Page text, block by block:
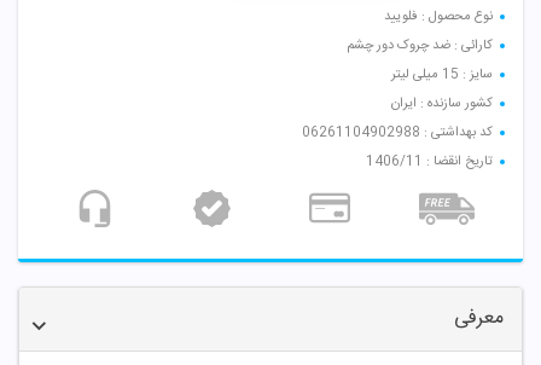
نوع محصول : فلویید
کارائی : ضد چروک دور چشم
سایز : 15 میلی لیتر
کشور سازنده : ایران
کد بهداشتی : 06261104902988
تاریخ انقضا : 1406/11
معرفی